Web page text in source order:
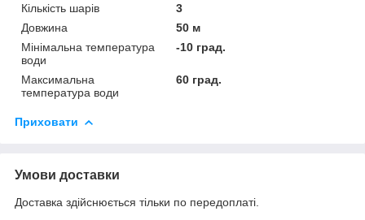
Кількість шарів
3
Довжина
50 м
Мінімальна температура
води
-10 град.
Максимальна
температура води
60 град.
Приховати
Умови доставки
Доставка здійснюється тільки по передоплаті.